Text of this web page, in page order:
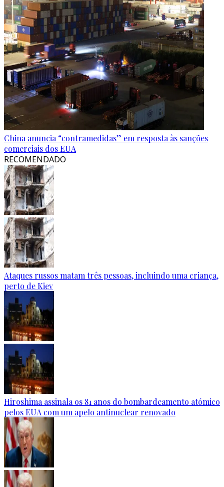
China anuncia “contramedidas” em resposta às sanções
comerciais dos EUA
RECOMENDADO
Ataques russos matam três pessoas, incluindo uma criança,
perto de Kiev
Hiroshima assinala os 81 anos do bombardeamento atómico
pelos EUA com um apelo antinuclear renovado